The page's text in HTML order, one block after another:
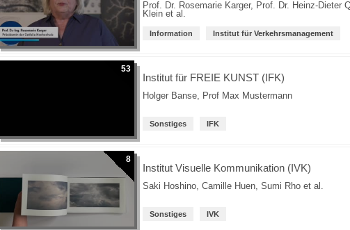
Prof. Dr. Rosemarie Karger, Prof. Dr. Heinz-Dieter
Klein et al.
Information Institut für Verkehrsmanagement
53
Institut für FREIE KUNST (IFK)
Holger Banse, Prof Max Mustermann
Sonstiges IFK
8
Institut Visuelle Kommunikation (IVK)
Saki Hoshino,Camille Huen,Sumi Rho et al.
Sonstiges IVK